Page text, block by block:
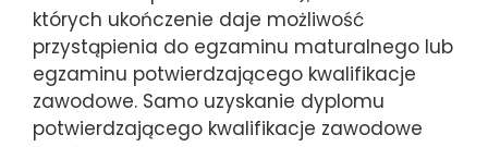
których ukończenie daje możliwość
przystąpienia do egzaminu maturalnego lub
egzaminu potwierdzającego kwalifikacje
zawodowe. Samo uzyskanie dyplomu
potwierdzającego kwalifikacje zawodowe